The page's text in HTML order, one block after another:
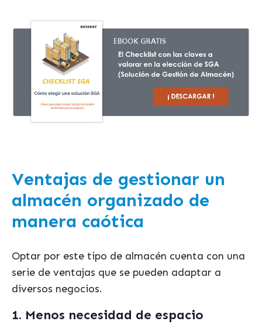
Ventajas de gestionar un
almacén organizado de
manera caótica
Optar por este tipo de almacén cuenta con una
serie de ventajas que se pueden adaptar a
diversos negocios.
1. Menos necesidad de espacio